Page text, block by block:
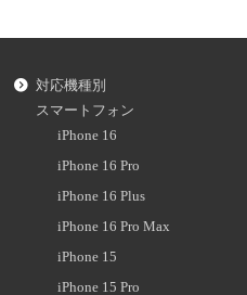
対応機種別
スマートフォン
iPhone 16
iPhone 16 Pro
iPhone 16 Plus
iPhone 16 Pro Max
iPhone 15
iPhone 15 Pro